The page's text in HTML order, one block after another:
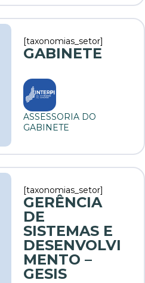
[taxonomias_setor]
GABINETE
ASSESSORIA DO
GABINETE
[taxonomias_setor]
GERÊNCIA
DE
SISTEMAS E
DESENVOLVI
MENTO –
GESIS